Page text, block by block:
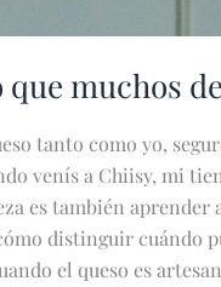
muchos
tanto como yo,
venís a Chiisy, mi
es también
distinguir cuándo
el queso es